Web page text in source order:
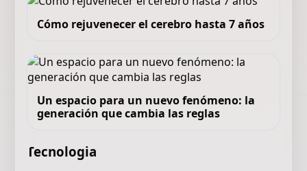
Cómo rejuvenecer el cerebro hasta 7 años
Un espacio para un nuevo fenómeno: la
generación que cambia las reglas
Tecnologia